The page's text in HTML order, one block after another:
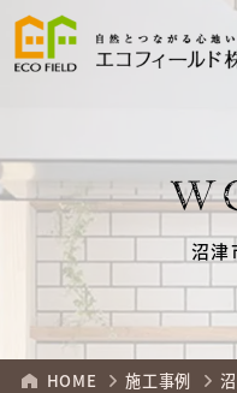
沼津
HOME 施工事例